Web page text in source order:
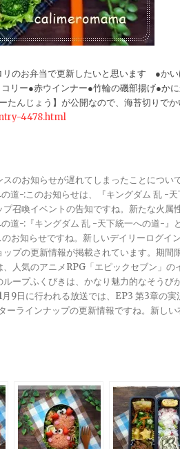
のお弁当で更新したいと思います ●か
リー●赤ウインナー●竹輪の磯部揚げ●か
んじょう】が公開なので、海苔切りで
4478.html
スのお知らせが遅れてしまったことにつ
の道-:このお知らせは、『キングダム 乱 -
プ召喚イベントの告知ですね。新たな火
の道-:『キングダム 乱 -天下統一への道-
お知らせですね。新しいデイリーログイ
ップの更新情報が掲載されています。期
、人気のアニメRPG「エピックセブン」
ループふくびきは、かなり魅力的なそう
月9日に行われる放送では、EP3 第3章の
ーラインナップの更新情報ですね。新し